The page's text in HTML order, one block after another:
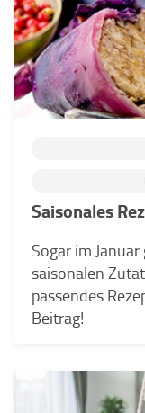
Saisonales
Sogar im
saisonalen
passendes
Beitrag!